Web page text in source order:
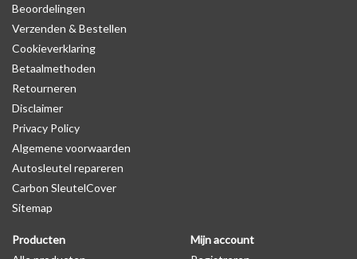
Beoordelingen
Verzenden & Bestellen
Cookieverklaring
Betaalmethoden
Retourneren
Disclaimer
Privacy Policy
Algemene voorwaarden
Autosleutel repareren
Carbon SleutelCover
Sitemap
Producten
Mijn account